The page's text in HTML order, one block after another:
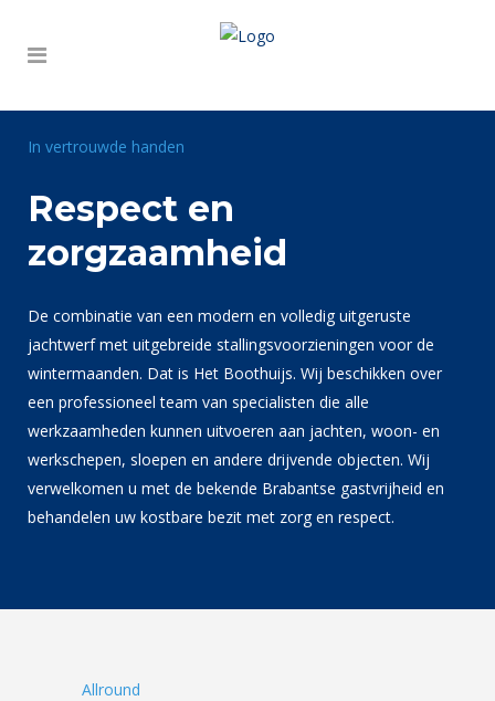
In vertrouwde handen
Respect en
zorgzaamheid
De combinatie van een modern en volledig uitgeruste
jachtwerf met uitgebreide stallingsvoorzieningen voor de
wintermaanden. Dat is Het Boothuijs. Wij beschikken over
een professioneel team van specialisten die alle
werkzaamheden kunnen uitvoeren aan jachten, woon- en
werkschepen, sloepen en andere drijvende objecten. Wij
verwelkomen u met de bekende Brabantse gastvrijheid en
behandelen uw kostbare bezit met zorg en respect.
Allround